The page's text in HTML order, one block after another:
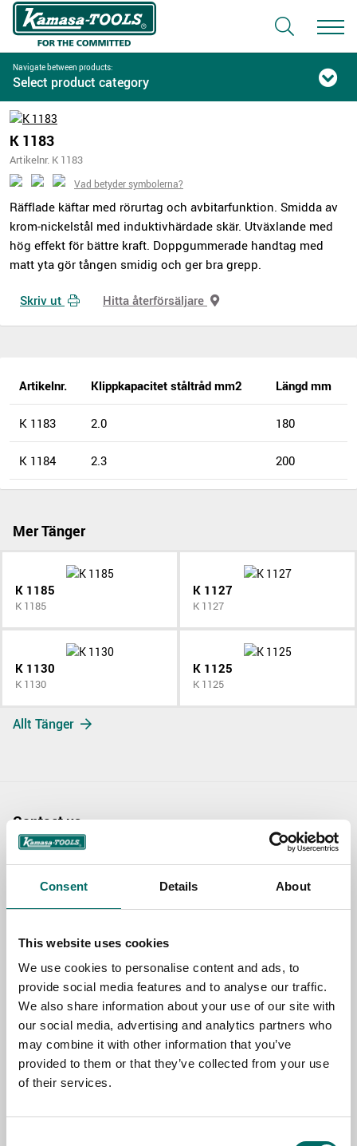
Consent Details About
This website uses cookies
We use cookies to personalise content and ads, to
provide social media features and to analyse our traffic.
We also share information about your use of our site with
our social media, advertising and analytics partners who
may combine it with other information that you’ve
provided to them or that they’ve collected from your use
of their services.
Navigate between products:
Select product category
K 1183
Artikelnr. K 1183
Vad betyder symbolerna?
Räfflade käftar med rörurtag och avbitarfunktion. Smidda av
krom-nickelstål med induktivhärdade skär. Utväxlande med
hög effekt för bättre kraft. Doppgummerade handtag med
matt yta gör tången smidig och ger bra grepp.
Skriv ut Hitta återförsäljare
Artikelnr. Klippkapacitet ståltråd mm2 Längd mm
K 1183 2.0 180
K 1184 2.3 200
Mer Tänger
K 1185
K 1185
K 1127
K 1127
K 1130
K 1130
K 1125
K 1125
Allt Tänger
Contact us
EMAIL
SELECT COUNTRY
MESSAGE (written in english)